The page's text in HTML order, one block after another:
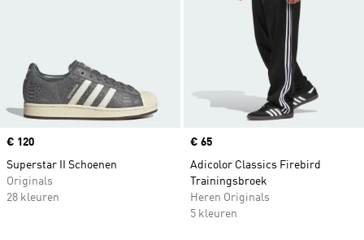
Price
€ 120
Superstar II Schoenen
Originals
28 kleuren
Price
€ 65
Adicolor Classics Firebird
Trainingsbroek
Heren Originals
5 kleuren